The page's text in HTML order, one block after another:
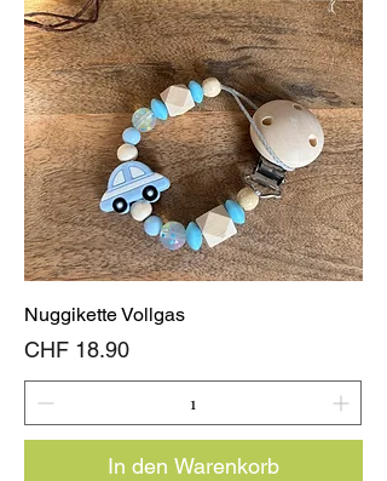
Nuggikette Vollgas
Preis
CHF 18.90
In den Warenkorb